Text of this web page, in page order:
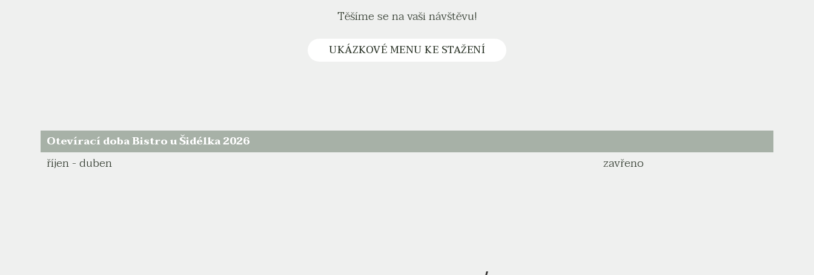
Těšíme se na vaši návštěvu!
UKÁZKOVÉ MENU KE STAŽENÍ
Otevírací doba Bistro u Šidélka 2026
říjen - duben zavřeno